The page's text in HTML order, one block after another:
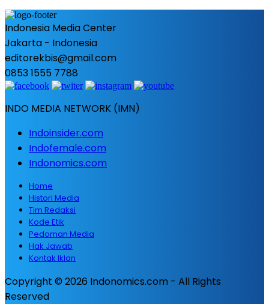
Indonesia Media Center
Jakarta - Indonesia
editorekbis@gmail.com
0853 1555 7788
INDO MEDIA NETWORK (IMN)
Indoinsider.com
Indofemale.com
Indonomics.com
Home
Histori Media
Tim Redaksi
Kode Etik
Pedoman Media
Hak Jawab
Kontak Iklan
Copyright © 2026 Indonomics.com - All Rights
Reserved